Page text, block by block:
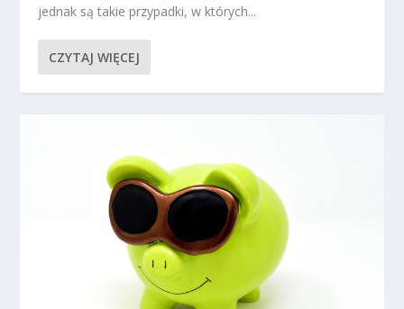
jednak są takie przypadki, w których...
CZYTAJ WIĘCEJ